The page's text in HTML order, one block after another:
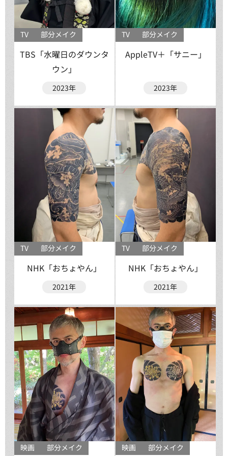
TV 部分メイク
TBS「水曜日のダウンタ
ウン」
2023年
TV 部分メイク
AppleTV＋「サニー」
2023年
TV 部分メイク
NHK「おちょやん」
2021年
TV 部分メイク
NHK「おちょやん」
2021年
映画 部分メイク 映画 部分メイク